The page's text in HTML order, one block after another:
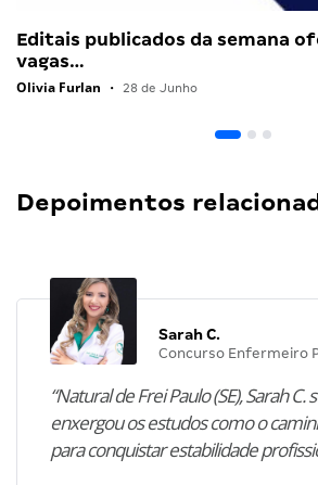
Editais publicados da semana
vagas…
Olivia Furlan • 28 de Junho
Depoimentos
Sarah C.
Concurso Enfermeiro
“Natural de Frei Paulo (SE), Sarah C.
enxergou os estudos como o
para conquistar estabilidade